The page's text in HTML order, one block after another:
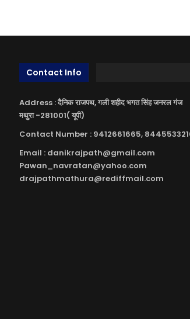
Contact Info
Address : दैनिक राजपथ, गली शहीद भगत सिंह जनरल गंज
मथुरा -281001( यूपी)
Contact Number : 9412661665,
Email : danikrajpath@gmail.com
Pawan_navratan@yahoo.com
drajpathmathura@rediffmail.com